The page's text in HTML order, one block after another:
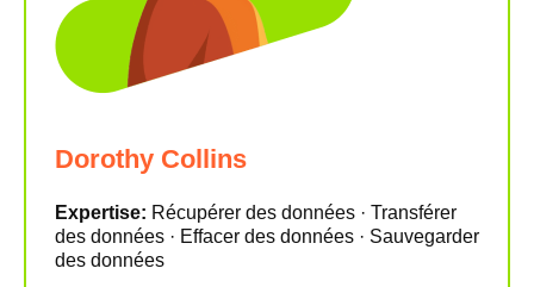
Dorothy Collins
Expertise: Récupérer des données · Transférer
des données · Effacer des données · Sauvegarder
des données